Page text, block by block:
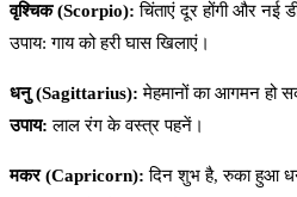
वृश्चिक (Scorpio):चिंताएं दूर होंगी और नई
उपाय: गाय को हरी घास खिलाएं।
धनु (Sagittarius):मेहमानों का आगमन हो
उपाय:लाल रंग के वस्त्र पहनें।
मकर (Capricorn):दिन शुभ है, रुका हुआ